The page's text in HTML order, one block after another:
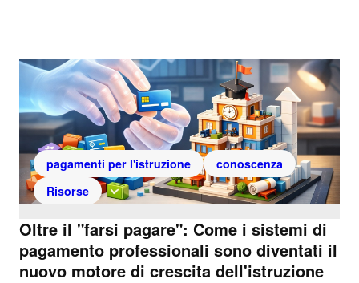
pagamenti per l'istruzione
conoscenza
Risorse
Oltre il "farsi pagare": Come i sistemi di
pagamento professionali sono diventati il
nuovo motore di crescita dell'istruzione